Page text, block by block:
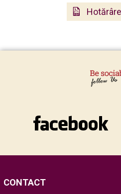
CONTACT